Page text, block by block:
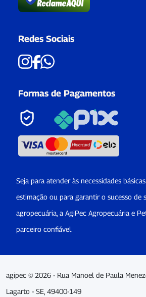
Redes Sociais
Formas de Pagamentos
Seja para atender às necessidades
estimação ou para garantir o sucesso de
agropecuária, a AgiPec Agropecuária e
parceiro confiável.
agipec © 2026 - Rua Manoel de Paula
Lagarto - SE, 49400-149